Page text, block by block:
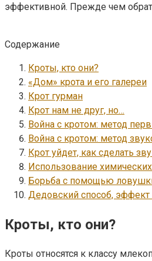
эффективной. Прежде чем
Содержание
Кроты, кто они?
«Дом» крота и его галереи
Крот гурман
Крот нам не друг, но…
Война с кротом: метод
Война с кротом: метод
Крот уйдет, как сделать
Использование
Борьба с помощью
Дедовский способ,
Кроты, кто они?
Кроты относятся к классу